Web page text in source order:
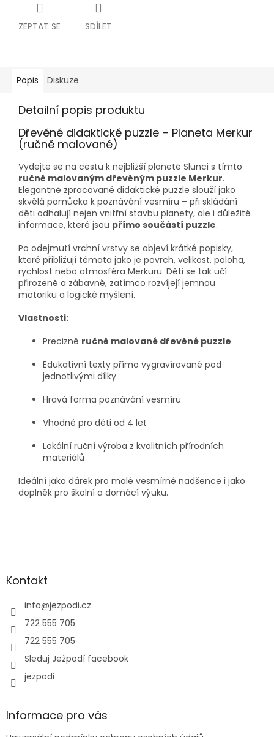
ZEPTAT SE SDÍLET
Popis Diskuze
Detailní popis produktu
Dřevěné didaktické puzzle – Planeta Merkur
(ručně malované)
Vydejte se na cestu k nejbližší planetě Slunci s tímto
ručně malovaným dřevěným puzzle Merkur.
Elegantně zpracované didaktické puzzle slouží jako
skvělá pomůcka k poznávání vesmíru – při skládání
děti odhalují nejen vnitřní stavbu planety, ale i důležité
informace, které jsou přímo součástí puzzle.
Po odejmutí vrchní vrstvy se objeví krátké popisky,
které přibližují témata jako je povrch, velikost, poloha,
rychlost nebo atmosféra Merkuru. Děti se tak učí
přirozeně a zábavně, zatímco rozvíjejí jemnou
motoriku a logické myšlení.
Vlastnosti:
Precizně ručně malované dřevěné puzzle
Edukativní texty přímo vygravírované pod
jednotlivými dílky
Hravá forma poznávání vesmíru
Vhodné pro děti od 4 let
Lokální ruční výroba z kvalitních přírodních
materiálů
Ideální jako dárek pro malé vesmírné nadšence i jako
doplněk pro školní a domácí výuku.
Z
aKontakt
info@jezpodi.cz
722 555 705
722 555 705
Sleduj Ježpodí facebook
jezpodi
Informace pro vás